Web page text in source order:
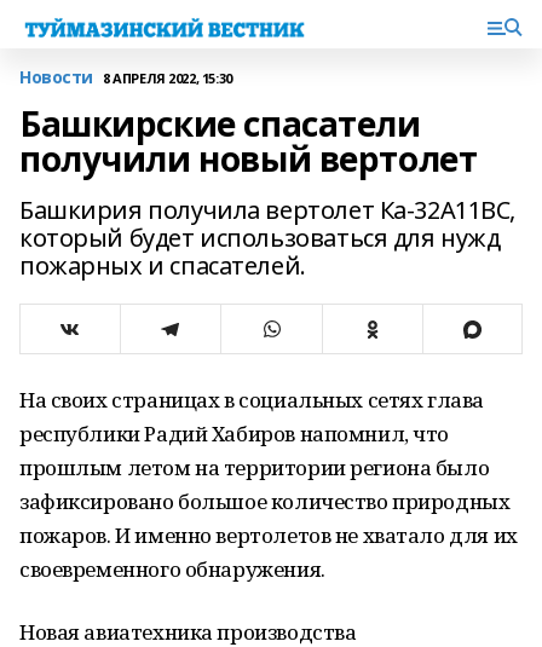
Новости 8 АПРЕЛЯ 2022, 15:30
Башкирские спасатели
получили новый вертолет
Башкирия получила вертолет Ка-32А11ВС,
который будет использоваться для нужд
пожарных и спасателей.
На своих страницах в социальных сетях глава
республики Радий Хабиров напомнил, что
прошлым летом на территории региона было
зафиксировано большое количество природных
пожаров. И именно вертолетов не хватало для их
своевременного обнаружения.
Новая авиатехника производства